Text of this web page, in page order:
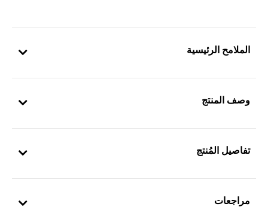
الملامح الرئيسية
وصف المنتج
تفاصيل المُنتج
مراجعات